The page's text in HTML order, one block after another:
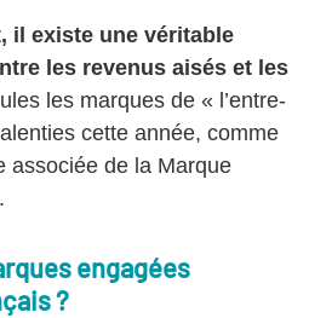
il existe une véritable
les revenus aisés et les
les marques de « l’entre-
cette année, comme
associée de la Marque
engagées
?